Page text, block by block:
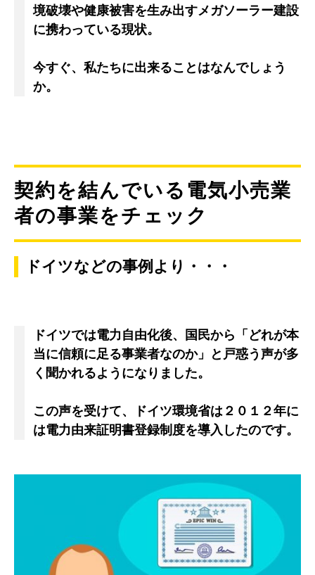
境破壊や健康被害を生み出すメガソーラー建設
に携わっている現状。
今すぐ、私たちに出来ることはなんでしょう
か。
契約を結んでいる電気小売業
者の事業をチェック
ドイツなどの事例より・・・
ドイツでは電力自由化後、国民から「どれが本
当に信頼に足る事業者なのか」と戸惑う声が多
く聞かれるようになりました。
この声を受けて、ドイツ環境省は２０１２年に
は電力由来証明書登録制度を導入したのです。